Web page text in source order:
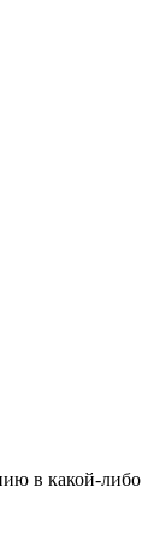
в какой-либо